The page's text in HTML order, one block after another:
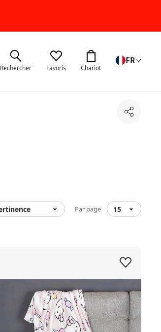
Rechercher Favoris Chariot
FR
Par page